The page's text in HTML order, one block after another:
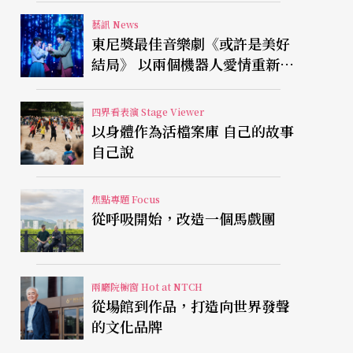
藝訊 News
東尼獎最佳音樂劇《或許是美好
結局》 以兩個機器人愛情重新凝
視有限人生
四界看表演 Stage Viewer
以身體作為活檔案庫 自己的故事
自己說
焦點專題 Focus
從呼吸開始，改造一個馬戲團
兩廳院櫥窗 Hot at NTCH
從場館到作品，打造向世界發聲
的文化品牌